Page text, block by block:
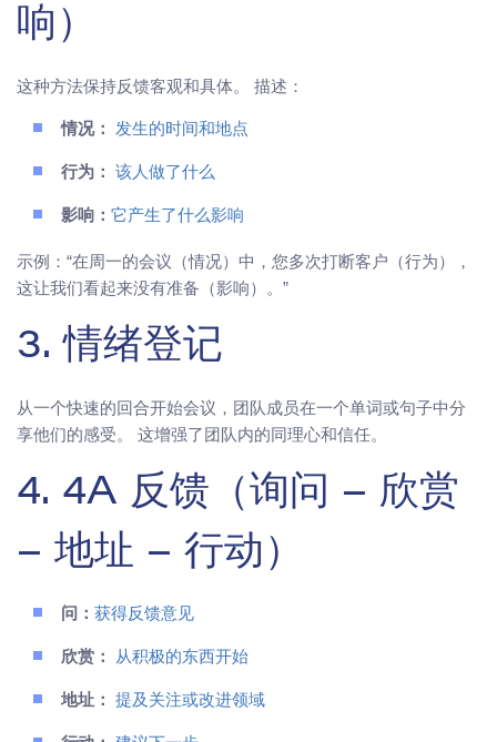
响）
这种方法保持反馈客观和具体。 描述：
情况： 发生的时间和地点
行为： 该人做了什么
影响： 它产生了什么影响
示例：“在周一的会议（情况）中，您多次打断客户（行为），
这让我们看起来没有准备（影响）。”
3. 情绪登记
从一个快速的回合开始会议，团队成员在一个单词或句子中分
享他们的感受。 这增强了团队内的同理心和信任。
4. 4A 反馈（询问 – 欣赏
– 地址 – 行动）
问： 获得反馈意见
欣赏： 从积极的东西开始
地址： 提及关注或改进领域